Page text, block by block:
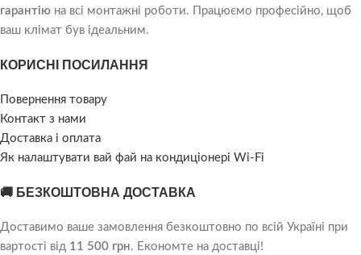
гарантію на всі монтажні роботи. Працюємо професійно, щоб
ваш клімат був ідеальним.
КОРИСНІ ПОСИЛАННЯ
Повернення товару
Контакт з нами
Доставка і оплата
Як налаштувати вай фай на кондиціонері Wi-Fi
🚚 БЕЗКОШТОВНА ДОСТАВКА
Доставимо ваше замовлення безкоштовно по всій Україні при
вартості від 11 500 грн. Економте на доставці!